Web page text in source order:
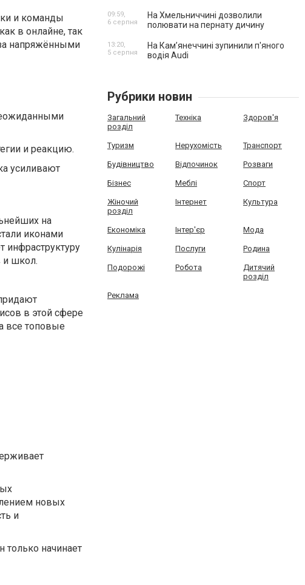
и команды
в онлайне, так
напряжёнными
и реакцию.
усиливают
на
иконами
инфраструктуру
и школ.
в этой сфере
все топовые
новых
и
только начинает
На Хмельниччині дозволили
полювати на пернату дичину
09:59,
6 серпня
На Камʼянеччині зупинили п'яного
водія Audi
13:20,
5 серпня
Рубрики новин
Загальний
розділ
Техніка Здоров'я
Туризм Нерухомість Транспорт
Будівництво Відпочинок Розваги
Бізнес Меблі Спорт
Жіночий
розділ
Інтернет Культура
Економіка Інтер'єр Мода
Кулінарія Послуги Родина
Подорожі Робота
Дитячий
розділ
Реклама